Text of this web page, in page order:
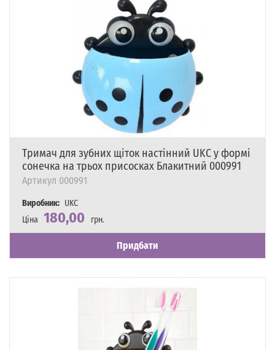
Тримач для зубних щіток настінний UKC у формі
сонечка на трьох присосках Блакитний 000991
Артикул 000991
Виробник: UKC
Ціна 180,00
грн.
Наявність
Є в наявності
Придбати